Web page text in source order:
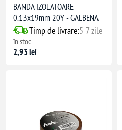
BANDA IZOLATOARE
0.13x19mm 20Y - GALBENA
Timp de livrare:5-7 zile
în stoc
2,93 lei